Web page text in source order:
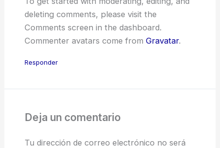
deleting comments, please visit the
Comments screen in the dashboard.
Commenter avatars come from Gravatar.
Responder
Deja un comentario
Tu dirección de correo electrónico no será